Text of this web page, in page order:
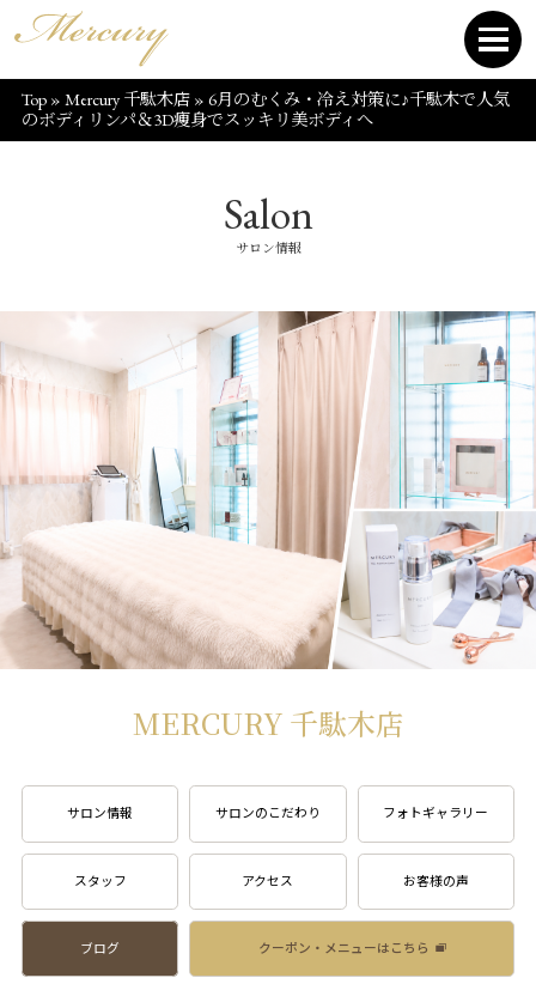
Top» Mercury 千駄木店» 6月のむくみ・冷え対策に♪千駄木で人気
のボディリンパ＆3D痩身でスッキリ美ボディへ
Salon
サロン情報
MERCURY 千駄木店
サロン情報 サロンのこだわり フォトギャラリー
スタッフ アクセス お客様の声
ブログ クーポン・メニューはこちら